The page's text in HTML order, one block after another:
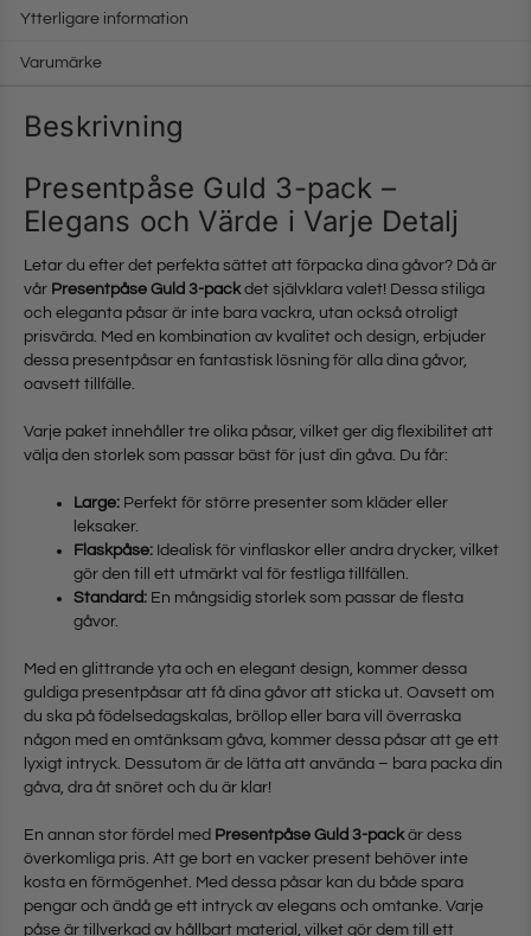
Ytterligare information
Varumärke
Beskrivning
Presentpåse Guld 3-pack –
Elegans och Värde i Varje Detalj
Letar du efter det perfekta sättet att förpacka dina gåvor? Då är
vår Presentpåse Guld 3-packdet självklara valet! Dessa stiliga
och eleganta påsar är inte bara vackra, utan också otroligt
prisvärda. Med en kombination av kvalitet och design, erbjuder
dessa presentpåsar en fantastisk lösning för alla dina gåvor,
oavsett tillfälle.
Varje paket innehåller tre olika påsar, vilket ger dig flexibilitet att
välja den storlek som passar bäst för just din gåva. Du får:
Large: Perfekt för större presenter som kläder eller
leksaker.
Flaskpåse: Idealisk för vinflaskor eller andra drycker, vilket
gör den till ett utmärkt val för festliga tillfällen.
Standard: En mångsidig storlek som passar de flesta
gåvor.
Med en glittrande yta och en elegant design, kommer dessa
guldiga presentpåsar att få dina gåvor att sticka ut. Oavsett om
du ska på födelsedagskalas, bröllop eller bara vill överraska
någon med en omtänksam gåva, kommer dessa påsar att ge ett
lyxigt intryck. Dessutom är de lätta att använda – bara packa din
gåva, dra åt snöret och du är klar!
En annan stor fördel med Presentpåse Guld 3-packär dess
överkomliga pris. Att ge bort en vacker present behöver inte
kosta en förmögenhet. Med dessa påsar kan du både spara
pengar och ändå ge ett intryck av elegans och omtanke. Varje
påse är tillverkad av hållbart material, vilket gör dem till ett